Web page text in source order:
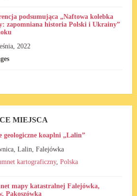
podsumująca „Naftowa kolebka
zapomniana historia Polski i Ukrainy”
2022
MIEJSCA
geologiczne koaplni „Lalin”
Lalin, Falejówka
kartograficzny, Polska
mapy katastralnej Falejówka,
Pakoszówka